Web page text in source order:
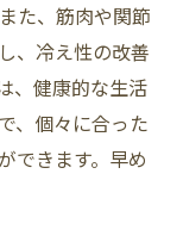
た、筋肉や関節
、冷え性の改善
、健康的な生活
、個々に合った
できます。早め